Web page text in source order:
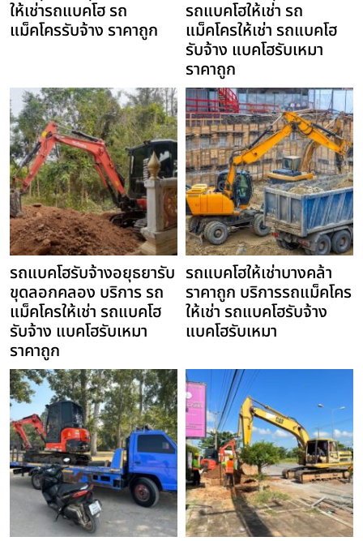
ให้เช่ารถแบคโฮ รถ
แม็คโครรับจ้าง ราคาถูก
รถแบคโฮให้เช่า รถ
แม็คโครให้เช่า รถแบคโฮ
รับจ้าง แบคโฮรับเหมา
ราคาถูก
รถแบคโฮรับจ้างอยุธยารับ
ขุดลอกคลอง บริการ รถ
แม็คโครให้เช่า รถแบคโฮ
รับจ้าง แบคโฮรับเหมา
ราคาถูก
รถแบคโฮให้เช่าบางคล้า
ราคาถูก บริการรถแม็คโคร
ให้เช่า รถแบคโฮรับจ้าง
แบคโฮรับเหมา